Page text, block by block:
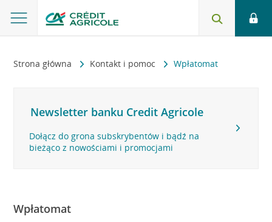
Strona główna Kontakt i pomoc Wpłatomat
Newsletter banku Credit Agricole
Dołącz do grona subskrybentów i bądź na
bieżąco z nowościami i promocjami
Wpłatomat